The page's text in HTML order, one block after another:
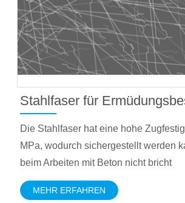
Stahlfaser für
Die Stahlfaser hat eine hohe
MPa, wodurch sichergestellt werden
beim Arbeiten mit Beton nicht bricht
MEHR ERFAHREN